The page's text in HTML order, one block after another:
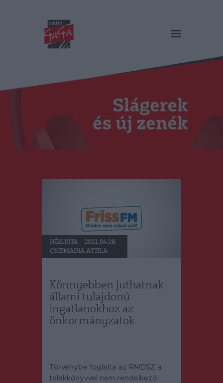
RÁDIÓ GAGA
Műsorok
Duma Duba
Podcast és videók
Stáb
HÍRLISTA
2021.04.28.
CSIZMADIA ATTILA
Könnyebben juthatnak
állami tulajdonú
ingatlanokhoz az
önkormányzatok
Törvénybe foglalta az RMDSZ a
telekkönyvvel nem rendelkező